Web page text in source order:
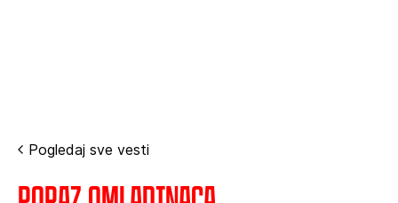
Pogledaj sve vesti